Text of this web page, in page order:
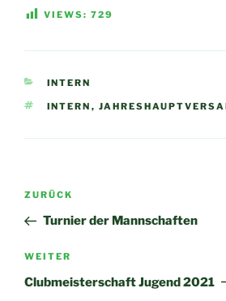
VIEWS: 729
KATEGORIEN
INTERN
SCHLAGWÖRTER
INTERN ,
Beitragsnavigation
Vorheriger
Beitrag
ZURÜCK
Turnier der Mannschaften
Nächster
Beitrag
WEITER
Clubmeisterschaft Jugend 2021